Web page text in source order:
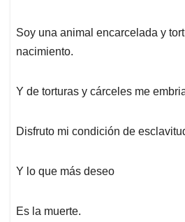
Soy una animal encarcelada y
nacimiento.
Y de torturas y cárceles me
Disfruto mi condición de
Y lo que más deseo
Es la muerte.